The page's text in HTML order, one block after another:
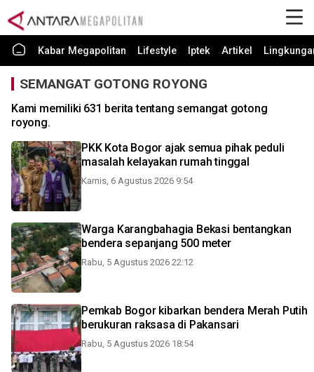
Kabar Megapolitan Lifestyle Iptek Artikel
SEMANGAT GOTONG ROYONG
Kami memiliki 631 berita tentang semangat gotong
royong.
PKK Kota Bogor ajak semua pihak peduli
masalah kelayakan rumah tinggal
Kamis, 6 Agustus 2026 9:54
Warga Karangbahagia Bekasi bentangkan
bendera sepanjang 500 meter
Rabu, 5 Agustus 2026 22:12
Pemkab Bogor kibarkan bendera Merah Putih
berukuran raksasa di Pakansari
Rabu, 5 Agustus 2026 18:54